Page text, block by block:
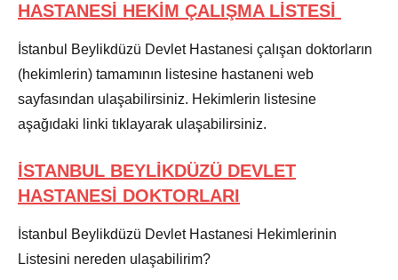
HASTANESİ HEKİM ÇALIŞMA LİSTESİ
İstanbul Beylikdüzü Devlet Hastanesi çalışan doktorların
(hekimlerin) tamamının listesine hastaneni web
sayfasından ulaşabilirsiniz. Hekimlerin listesine
aşağıdaki linki tıklayarak ulaşabilirsiniz.
İSTANBUL BEYLİKDÜZÜ DEVLET
HASTANESİ DOKTORLARI
İstanbul Beylikdüzü Devlet Hastanesi Hekimlerinin
Listesini nereden ulaşabilirim?